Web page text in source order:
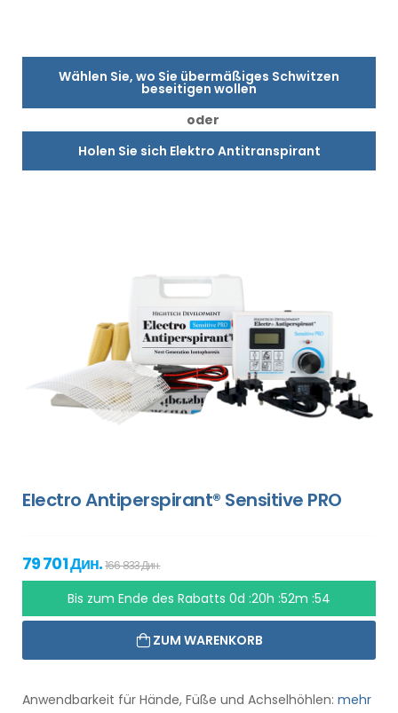
Wählen Sie, wo Sie übermäßiges Schwitzen
beseitigen wollen
oder
Holen Sie sich Elektro Antitranspirant
Electro Antiperspirant® Sensitive PRO
79 701 Дин.166 833 Дин.
Bis zum Ende des Rabatts0d :20h :52m :53
ZUM WARENKORB
Anwendbarkeit für Hände, Füße und Achselhöhlen: mehr